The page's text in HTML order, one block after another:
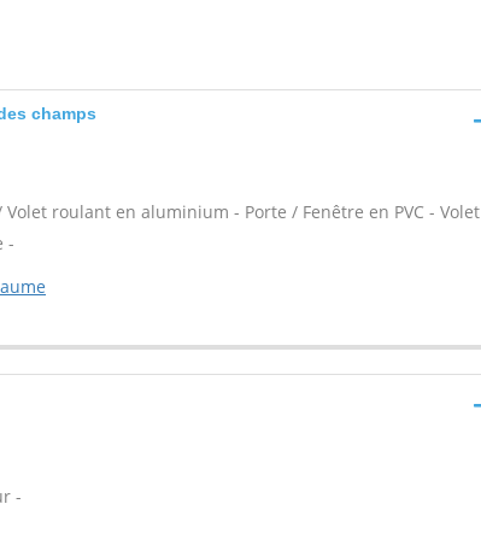
champs
roulant en aluminium - Porte / Fenêtre en PVC - Volet
-
-